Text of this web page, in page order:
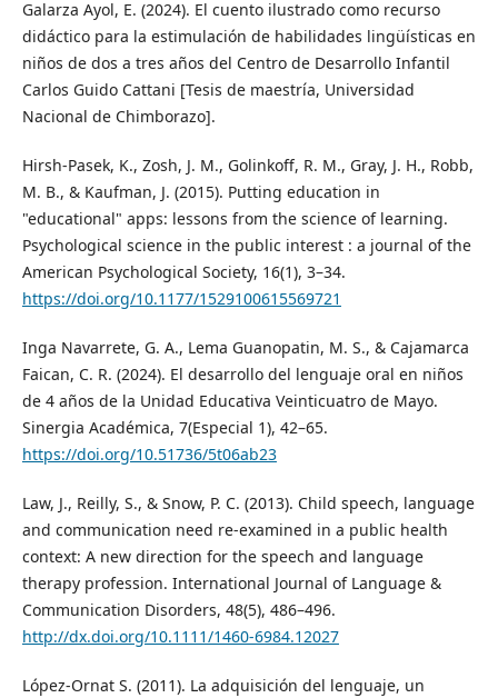
Galarza Ayol, E. (2024). El cuento ilustrado como recurso
didáctico para la estimulación de habilidades lingüísticas en
niños de dos a tres años del Centro de Desarrollo Infantil
Carlos Guido Cattani [Tesis de maestría, Universidad
Nacional de Chimborazo].
Hirsh-Pasek, K., Zosh, J. M., Golinkoff, R. M., Gray, J. H., Robb,
M. B., & Kaufman, J. (2015). Putting education in
"educational" apps: lessons from the science of learning.
Psychological science in the public interest : a journal of the
American Psychological Society, 16(1), 3–34.
https://doi.org/10.1177/1529100615569721
Inga Navarrete, G. A., Lema Guanopatin, M. S., & Cajamarca
Faican, C. R. (2024). El desarrollo del lenguaje oral en niños
de 4 años de la Unidad Educativa Veinticuatro de Mayo.
Sinergia Académica, 7(Especial 1), 42–65.
https://doi.org/10.51736/5t06ab23
Law, J., Reilly, S., & Snow, P. C. (2013). Child speech, language
and communication need re-examined in a public health
context: A new direction for the speech and language
therapy profession. International Journal of Language &
Communication Disorders, 48(5), 486–496.
http://dx.doi.org/10.1111/1460-6984.12027
López-Ornat S. (2011). La adquisición del lenguaje, un